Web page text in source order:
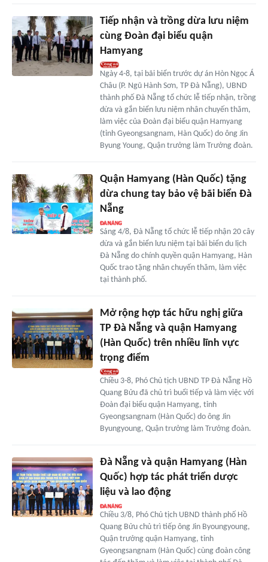
Tiếp nhận và trồng dừa lưu niệm
cùng Đoàn đại biểu quận
Hamyang
Ngày 4-8, tại bãi biển trước dự án Hòn Ngọc Á
Châu (P. Ngũ Hành Sơn, TP Đà Nẵng), UBND
thành phố Đà Nẵng tổ chức lễ tiếp nhận, trồng
dừa và gắn biển lưu niệm nhân chuyến thăm,
làm việc của Đoàn đại biểu quận Hamyang
(tỉnh Gyeongsangnam, Hàn Quốc) do ông Jin
Byung Young, Quận trưởng làm Trưởng đoàn.
Quận Hamyang (Hàn Quốc) tặng
dừa chung tay bảo vệ bãi biển Đà
Nẵng
Sáng 4/8, Đà Nẵng tổ chức lễ tiếp nhận 20 cây
dừa và gắn biển lưu niệm tại bãi biển du lịch
Đà Nẵng do chính quyền quận Hamyang, Hàn
Quốc trao tặng nhân chuyến thăm, làm việc
tại thành phố.
Mở rộng hợp tác hữu nghị giữa
TP Đà Nẵng và quận Hamyang
(Hàn Quốc) trên nhiều lĩnh vực
trọng điểm
Chiều 3-8, Phó Chủ tịch UBND TP Đà Nẵng Hồ
Quang Bửu đã chủ trì buổi tiếp và làm việc với
Đoàn đại biểu quận Hamyang, tỉnh
Gyeongsangnam (Hàn Quốc) do ông Jin
Byungyoung, Quận trưởng làm Trưởng đoàn.
Đà Nẵng và quận Hamyang (Hàn
Quốc) hợp tác phát triển dược
liệu và lao động
Chiều 3/8, Phó Chủ tịch UBND thành phố Hồ
Quang Bửu chủ trì tiếp ông Jin Byoungyoung,
Quận trưởng quận Hamyang, tỉnh
Gyeongsangnam (Hàn Quốc) cùng đoàn công